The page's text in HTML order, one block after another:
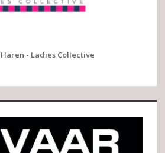
Haren - Ladies Collective